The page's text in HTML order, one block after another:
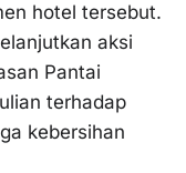
hotel tersebut.
aksi
Pantai
terhadap
kebersihan